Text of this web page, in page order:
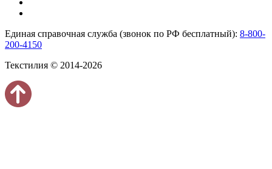
Единая справочная служба (звонок по РФ бесплатный): 8-800-
200-4150
Текстилия © 2014-2026